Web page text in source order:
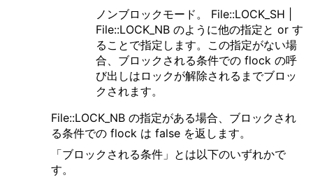
ノンブロックモード。 File::LOCK_SH |
File::LOCK_NB のように他の指定と or す
ることで指定します。この指定がない場
合、ブロックされる条件での flock の呼
び出しはロックが解除されるまでブロッ
クされます。
File::LOCK_NB の指定がある場合、ブロックされ
る条件での flock は false を返します。
「ブロックされる条件」とは以下のいずれかで
す。